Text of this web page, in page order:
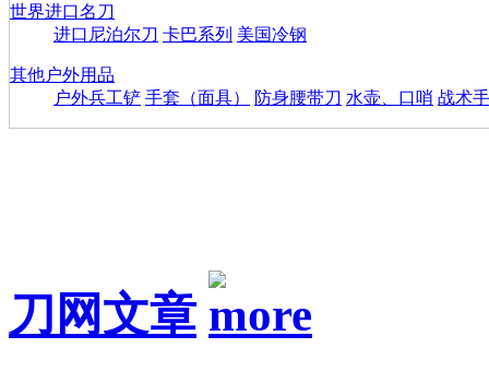
世界进口名刀
进口尼泊尔刀 卡巴系列 美国冷钢
其他户外用品
户外兵工铲 手套（面具） 防身腰带刀 水壶、口哨 战术
刀网文章